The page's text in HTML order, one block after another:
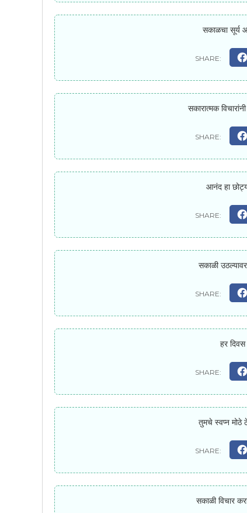
सकाळचा सूर्य
सकारात्मक
आनंद हा
सकाळी
हर दिवस
तुमचे स्वप्न मोठे
सकाळी विचार